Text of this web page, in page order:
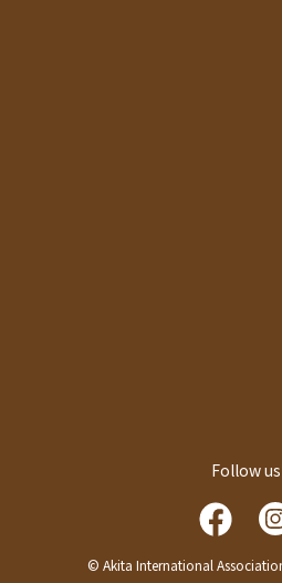
Follow
© Akita International